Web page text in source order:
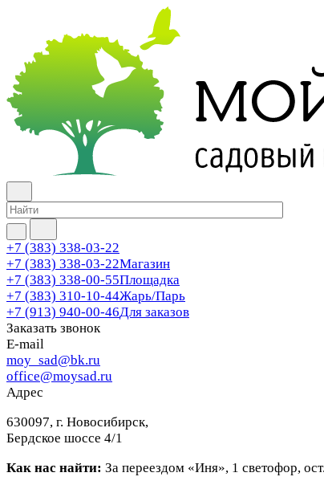
+7 (383) 338-03-22
+7 (383) 338-03-22Магазин
+7 (383) 338-00-55Площадка
+7 (383) 310-10-44Жарь/Парь
+7 (913) 940-00-46Для заказов
Заказать звонок
E-mail
moy_sad@bk.ru
office@moysad.ru
Адрес
630097, г. Новосибирск,
Бердское шоссе 4/1
Как нас найти: За переездом «Иня», 1 светофор,